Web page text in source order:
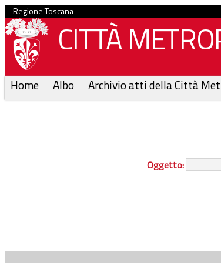
Regione Toscana
CITTÀ
Home Albo Archivio atti della Città
Oggetto: